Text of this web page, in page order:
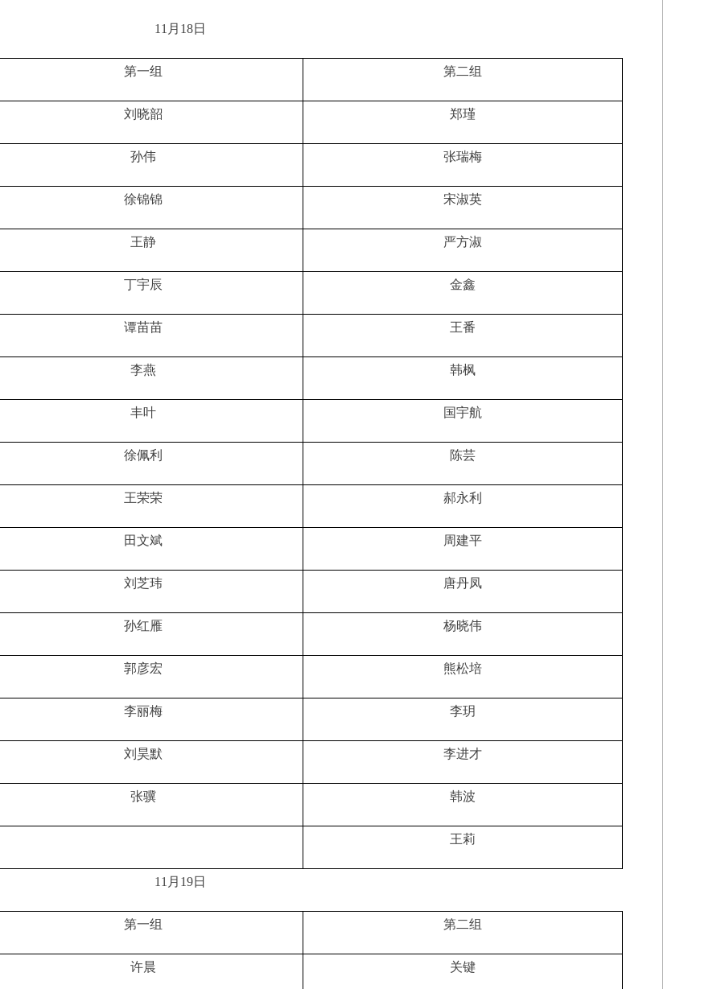
11月18日
第一组 第二组
刘晓韶 郑瑾
孙伟 张瑞梅
徐锦锦 宋淑英
王静 严方淑
丁宇辰 金鑫
谭苗苗 王番
李燕 韩枫
丰叶 国宇航
徐佩利 陈芸
王荣荣 郝永利
田文斌 周建平
刘芝玮 唐丹凤
孙红雁 杨晓伟
郭彦宏 熊松培
李丽梅 李玥
刘昊默 李进才
张骥 韩波
王莉
11月19日
第一组 第二组
许晨 关键